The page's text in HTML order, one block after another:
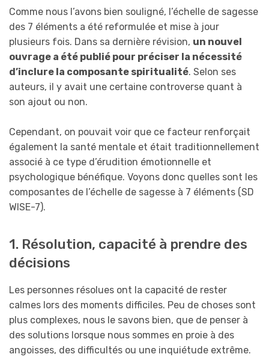
Comme nous l’avons bien souligné, l’échelle de sagesse
des 7 éléments a été reformulée et mise à jour
plusieurs fois. Dans sa dernière révision, un nouvel
ouvrage a été publié pour préciser la nécessité
d’inclure la composante spiritualité. Selon ses
auteurs, il y avait une certaine controverse quant à
son ajout ou non.
Cependant, on pouvait voir que ce facteur renforçait
également la santé mentale et était traditionnellement
associé à ce type d’érudition émotionnelle et
psychologique bénéfique. Voyons donc quelles sont les
composantes de l’échelle de sagesse à 7 éléments (SD
WISE-7).
1. Résolution, capacité à prendre des
décisions
Les personnes résolues ont la capacité de rester
calmes lors des moments difficiles. Peu de choses sont
plus complexes, nous le savons bien, que de penser à
des solutions lorsque nous sommes en proie à des
angoisses, des difficultés ou une inquiétude extrême.